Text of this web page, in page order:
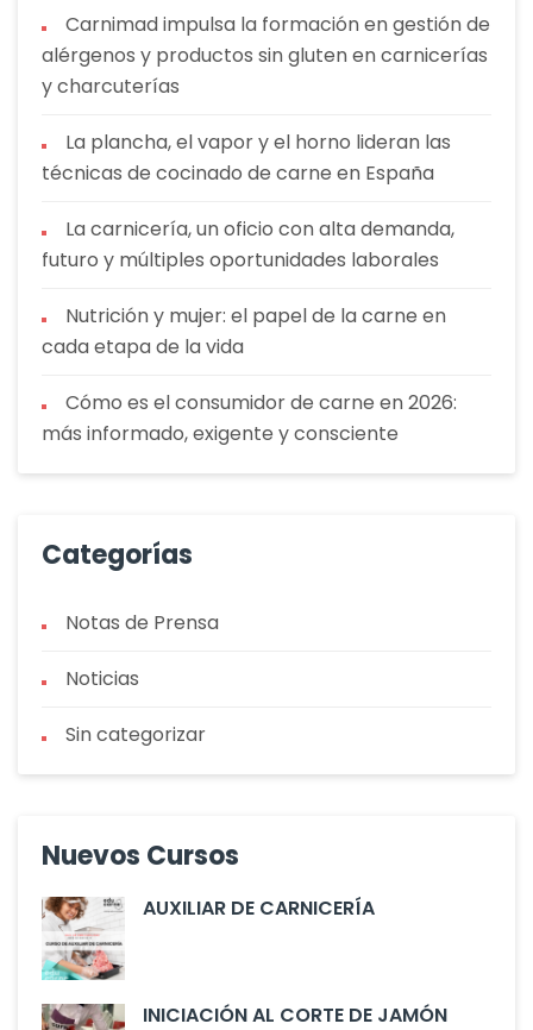
Carnimad impulsa la formación en gestión de
alérgenos y productos sin gluten en carnicerías
y charcuterías
La plancha, el vapor y el horno lideran las
técnicas de cocinado de carne en España
La carnicería, un oficio con alta demanda,
futuro y múltiples oportunidades laborales
Nutrición y mujer: el papel de la carne en
cada etapa de la vida
Cómo es el consumidor de carne en 2026:
más informado, exigente y consciente
Categorías
Notas de Prensa
Noticias
Sin categorizar
Nuevos Cursos
AUXILIAR DE CARNICERÍA
INICIACIÓN AL CORTE DE JAMÓN